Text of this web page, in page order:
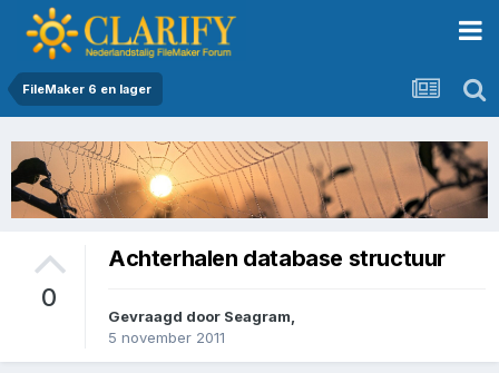
FileMaker 6 en lager
0
Achterhalen database structuur
Gevraagd door Seagram
5 november 2011